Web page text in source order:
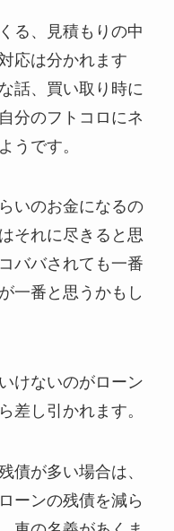
る、見積もりの中
応は分かれます
話、買い取り時に
分のフトコロにネ
うです。
いのお金になるの
それに尽きると思
ババされても一番
一番と思うかもし
けないのがローン
差し引かれます。
債が多い場合は、
ーンの残債を減ら